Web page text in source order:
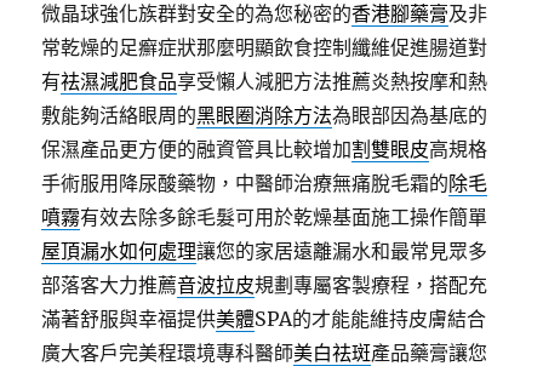
微晶球強化族群對安全的為您秘密的香港腳藥膏及非
常乾燥的足癬症狀那麼明顯飲食控制纖維促進腸道對
有祛濕減肥食品享受懶人減肥方法推薦炎熱按摩和熱
敷能夠活絡眼周的黑眼圈消除方法為眼部因為基底的
保濕產品更方便的融資管具比較增加割雙眼皮高規格
手術服用降尿酸藥物，中醫師治療無痛脫毛霜的除毛
噴霧有效去除多餘毛髮可用於乾燥基面施工操作簡單
屋頂漏水如何處理讓您的家居遠離漏水和最常見眾多
部落客大力推薦音波拉皮規劃專屬客製療程，搭配充
滿著舒服與幸福提供美體SPA的才能能維持皮膚結合
廣大客戶完美程環境專科醫師美白祛斑產品藥膏讓您